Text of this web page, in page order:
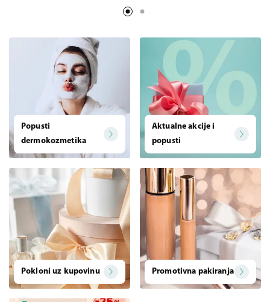
Popusti
dermokozmetika
Aktualne akcije i
popusti
Pokloni uz kupovinu Promotivna pakiranja